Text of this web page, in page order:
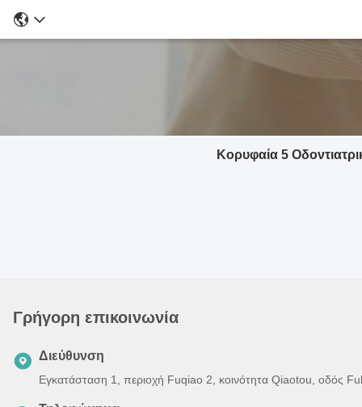
Κορυφαία 5
Γρήγορη επικοινωνία
Διεύθυνση
Εγκατάσταση 1, περιοχή Fuqiao 2, κοινότητα Qiaotou, οδός